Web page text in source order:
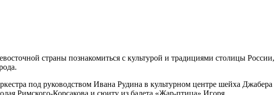
страны познакомиться с культурой и традициями столицы России,
под руководством Ивана Рудина в культурном центре шейха Джабера
Римского-Корсакова и сюиту из балета «Жар-птица» Игоря